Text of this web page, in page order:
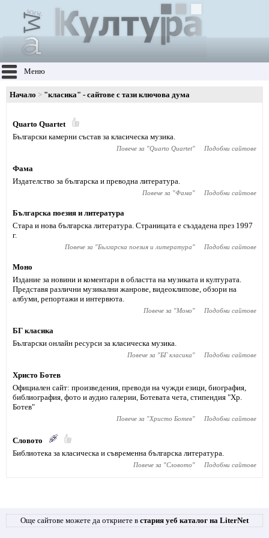
Меню
Начало "класика" - сайтове с тази ключова дума
Quarto Quartet
Български камерни състав за класическа музика.
Повече за "Quarto Quartet" Подобни сайтове
Фама
Издателство за българска и преводна литература.
Повече за "Фама" Подобни сайтове
Българска поезия и литература
Стара и нова българска литература. Страницата е създадена през 1997
г.
Повече за "Българска поезия и литература" Подобни сайтове
Моно
Издание за новини и коментари в областта на музиката и културата.
Представя различни музикални жанрове, видеоклипове, обзори на
албуми, репортажи и интервюта.
Повече за "Моно" Подобни сайтове
БГ класика
Български онлайн ресурси за класическа музика.
Повече за "БГ класика" Подобни сайтове
Христо Ботев
Официален сайт: произведения, преводи на чужди езици, биография,
библиография, фото и аудио галерии, Ботевата чета, стипендия "Хр.
Ботев"
Повече за "Христо Ботев" Подобни сайтове
Словото
Библиотека за класическа и съвременна българска литература.
Повече за "Словото" Подобни сайтове
Още сайтове можете да откриете в стария уеб каталог на LiterNet